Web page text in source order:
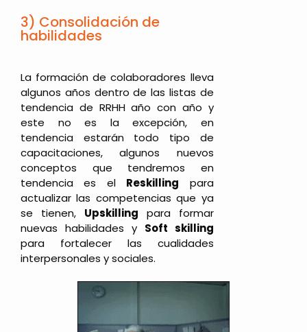
3) Consolidación de
habilidades
La formación de colaboradores lleva
algunos años dentro de las listas de
tendencia de RRHH año con año y
este no es la excepción, en
tendencia estarán todo tipo de
capacitaciones, algunos nuevos
conceptos que tendremos en
tendencia es el Reskilling para
actualizar las competencias que ya
se tienen, Upskilling para formar
nuevas habilidades y Soft skilling
para fortalecer las cualidades
interpersonales y sociales.